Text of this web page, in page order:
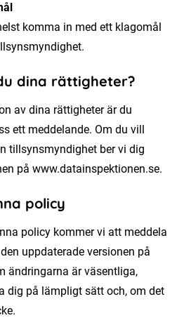
komma in med ett klagomål
dina rättigheter?
av dina rättigheter är du
ett meddelande. Om du vill
tillsynsmyndighet ber vi dig
på www.datainspektionen.se.
policy
policy kommer vi att meddela
uppdaterade versionen på
ändringarna är väsentliga,
dig på lämpligt sätt och, om det